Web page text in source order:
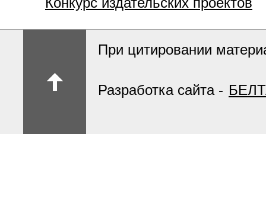
При цитировании
Разработка сайта -